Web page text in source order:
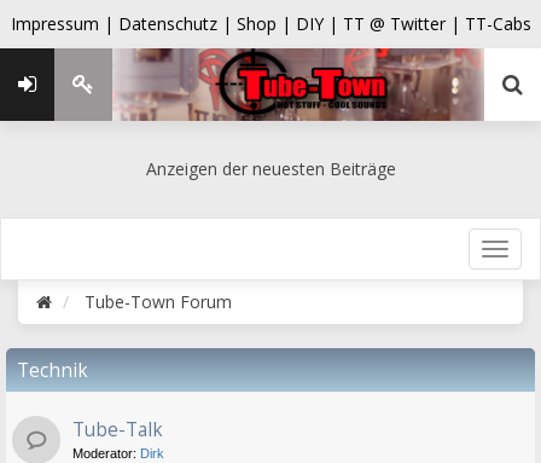
Impressum | Datenschutz | Shop | DIY | TT @ Twitter | TT-Cabs
Anzeigen der neuesten Beiträge
Tube-Town Forum
Technik
Tube-Talk
Moderator: Dirk